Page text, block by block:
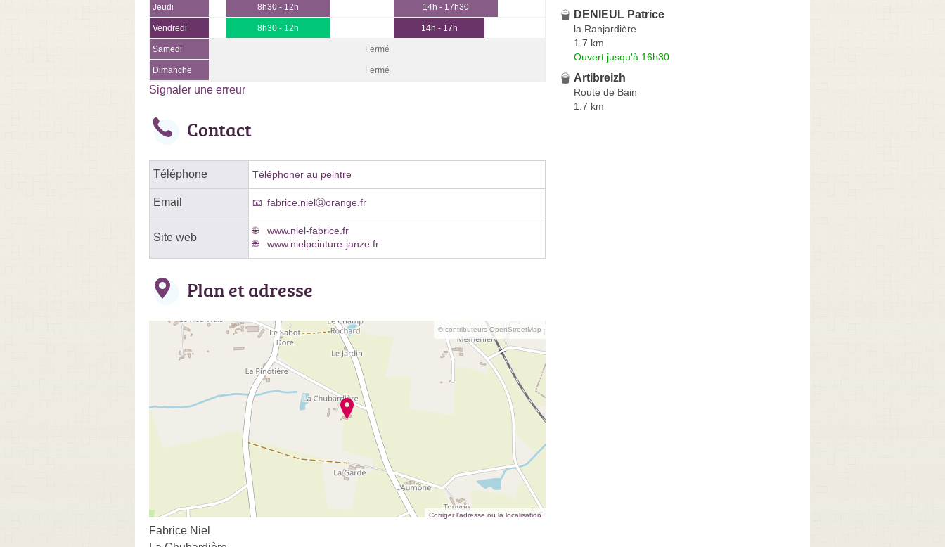
Jeudi 8h30 - 12h 14h - 17h30
Vendredi 8h30 - 12h 14h - 17h
Samedi Fermé
Dimanche Fermé
Signaler une erreur
Contact
Téléphone Téléphoner au peintre
Email fabrice.nielⓐorange.fr
Site web
www.niel-fabrice.fr
www.nielpeinture-janze.fr
Plan et adresse
© contributeurs OpenStreetMap
Corriger l’adresse ou la localisation
Fabrice Niel
DENIEUL Patrice
la Ranjardière
1.7 km
Ouvert jusqu'à 16h30
Artibreizh
Route de Bain
1.7 km